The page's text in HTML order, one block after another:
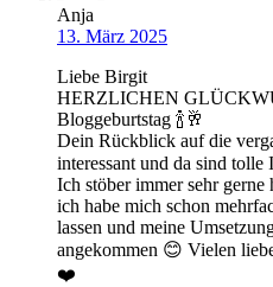
Anja
13. März 2025
Liebe Birgit
HERZLICHEN
Bloggeburtstag 🍾🥂
Dein Rückblick auf die
interessant und da sind tolle
Ich stöber immer sehr
ich habe mich schon
lassen und meine
angekommen 😊 Vielen
❤️